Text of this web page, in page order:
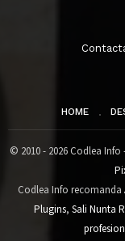
HOME
© 2010 - 2026 Codlea
Codlea Info recomanda
Plugins, Sali Nunta